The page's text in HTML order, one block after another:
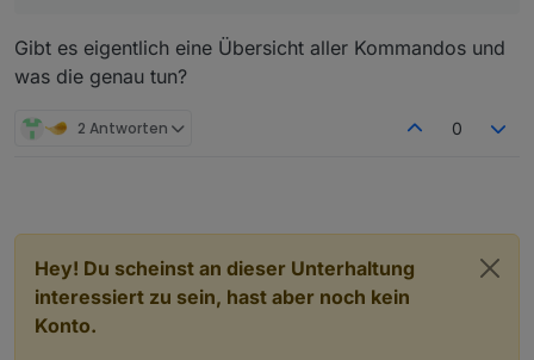
Gibt es eigentlich eine Übersicht aller Kommandos und
was die genau tun?
2 Antworten 0
Hey! Du scheinst an dieser Unterhaltung
interessiert zu sein, hast aber noch kein
Konto.